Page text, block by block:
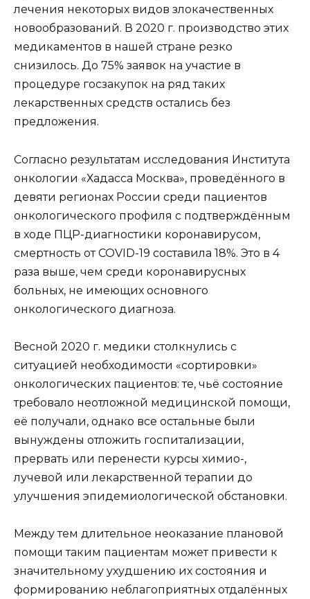
лечения некоторых видов злокачественных
новообразований. В 2020 г. производство этих
медикаментов в нашей стране резко
снизилось. До 75% заявок на участие в
процедуре госзакупок на ряд таких
лекарственных средств остались без
предложения.
Согласно результатам исследования Института
онкологии «Хадасса Москва», проведённого в
девяти регионах России среди пациентов
онкологического профиля с подтверждённым
в ходе ПЦР-диагностики коронавирусом,
смертность от COVID-19 составила 18%. Это в 4
раза выше, чем среди коронавирусных
больных, не имеющих основного
онкологического диагноза.
Весной 2020 г. медики столкнулись с
ситуацией необходимости «сортировки»
онкологических пациентов: те, чьё состояние
требовало неотложной медицинской помощи,
её получали, однако все остальные были
вынуждены отложить госпитализации,
прервать или перенести курсы химио-,
лучевой или лекарственной терапии до
улучшения эпидемиологической обстановки.
Между тем длительное неоказание плановой
помощи таким пациентам может привести к
значительному ухудшению их состояния и
формированию неблагоприятных отдалённых